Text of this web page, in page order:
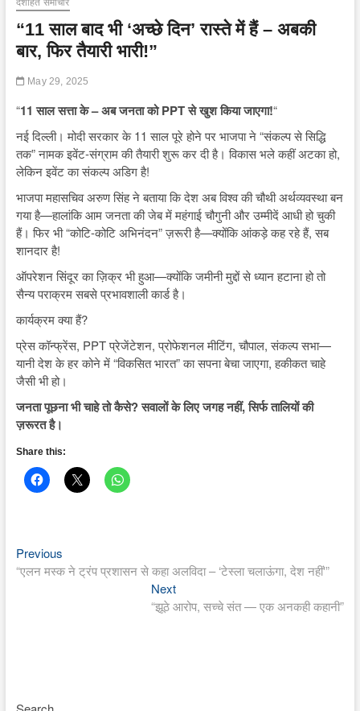
देशहित समाचार
“11 साल बाद भी ‘अच्छे दिन’ रास्ते में हैं – अबकी
बार, फिर तैयारी भारी!”
May 29, 2025
“11 साल सत्ता के – अब जनता को PPT से खुश किया जाएगा!“
नई दिल्ली। मोदी सरकार के 11 साल पूरे होने पर भाजपा ने “संकल्प से सिद्धि
तक” नामक इवेंट-संग्राम की तैयारी शुरू कर दी है। विकास भले कहीं अटका हो,
लेकिन इवेंट का संकल्प अडिग है!
भाजपा महासचिव अरुण सिंह ने बताया कि देश अब विश्व की चौथी अर्थव्यवस्था बन
गया है—हालांकि आम जनता की जेब में महंगाई चौगुनी और उम्मीदें आधी हो चुकी
हैं। फिर भी “कोटि-कोटि अभिनंदन” ज़रूरी है—क्योंकि आंकड़े कह रहे हैं, सब
शानदार है!
ऑपरेशन सिंदूर का ज़िक्र भी हुआ—क्योंकि जमीनी मुद्दों से ध्यान हटाना हो तो
सैन्य पराक्रम सबसे प्रभावशाली कार्ड है।
कार्यक्रम क्या हैं?
प्रेस कॉन्फ्रेंस, PPT प्रेजेंटेशन, प्रोफेशनल मीटिंग, चौपाल, संकल्प सभा—
यानी देश के हर कोने में “विकसित भारत” का सपना बेचा जाएगा, हकीकत चाहे
जैसी भी हो।
जनता पूछना भी चाहे तो कैसे? सवालों के लिए जगह नहीं, सिर्फ तालियों की
ज़रूरत है।
Share this:
Post
navigation
PreviousPrevious
post:
“एलन मस्क ने ट्रंप प्रशासन से कहा अलविदा – ‘टेस्ला चलाऊंगा, देश नहीं'”
NextNext
post:
“झूठे आरोप, सच्चे संत — एक अनकही कहानी”